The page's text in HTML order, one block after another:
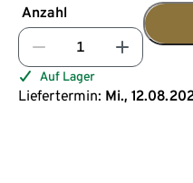
Anzahl
Auf Lager
Liefertermin: Mi.,